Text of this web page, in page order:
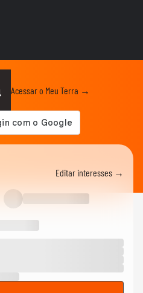
of the Uncrowned, o
de fantasia sombria
traz nostalgia e clima
em Sword...
demonstração de Halo:
Evolved
Acessar o Meu Terra →
Editar interesses →